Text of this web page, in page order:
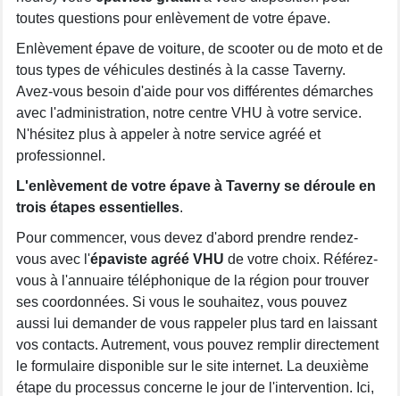
toutes questions pour enlèvement de votre épave.
Enlèvement épave de voiture, de scooter ou de moto et de
tous types de véhicules destinés à la casse Taverny.
Avez-vous besoin d'aide pour vos différentes démarches
avec l'administration, notre centre VHU à votre service.
N'hésitez plus à appeler à notre service agréé et
professionnel.
L'enlèvement de votre épave à Taverny se déroule en
trois étapes essentielles.
Pour commencer, vous devez d'abord prendre rendez-
vous avec l'épaviste agréé VHU de votre choix. Référez-
vous à l'annuaire téléphonique de la région pour trouver
ses coordonnées. Si vous le souhaitez, vous pouvez
aussi lui demander de vous rappeler plus tard en laissant
vos contacts. Autrement, vous pouvez remplir directement
le formulaire disponible sur le site internet. La deuxième
étape du processus concerne le jour de l'intervention. Ici,